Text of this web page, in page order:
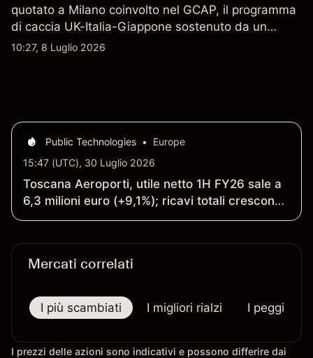
quotato a Milano coinvolto nel GCAP, il programma
di caccia UK-Italia-Giappone sostenuto da un
contratto da 4,6 miliardi di sterline. I risultati
10:27, 8 Luglio 2026
Public Technologies •
Europe
15:47 (UTC), 30 Luglio 2026
Toscana Aeroporti, utile netto 1H FY26 sale a
6,3 milioni euro (+9,1%); ricavi totali crescono
a 76,3 milioni (+15,4%)
Mercati correlati
I più scambiati I migliori rialzi I peggiori
I prezzi delle azioni sono indicativi e possono differire dai